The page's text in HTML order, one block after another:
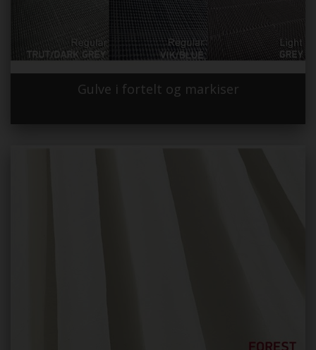
Gulve i fortelt og markiser